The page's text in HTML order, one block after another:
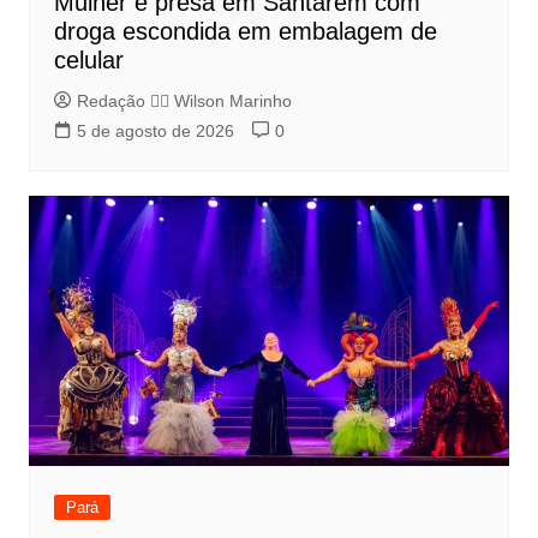
droga escondida em embalagem de
celular
Redação 👨‍⚖️​ Wilson Marinho
5 de agosto de 2026
0
Pará